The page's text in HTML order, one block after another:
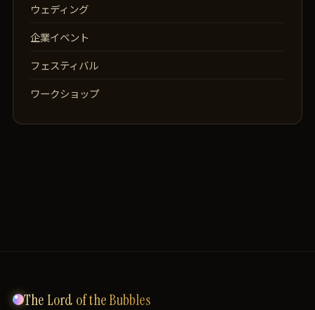
ウェディング
企業イベント
フェスティバル
ワークショップ
The Lord of the Bubbles